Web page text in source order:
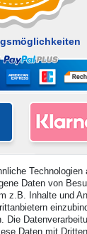
Technologien
Daten von
z.B. Inhalte und
Die
Daten mit